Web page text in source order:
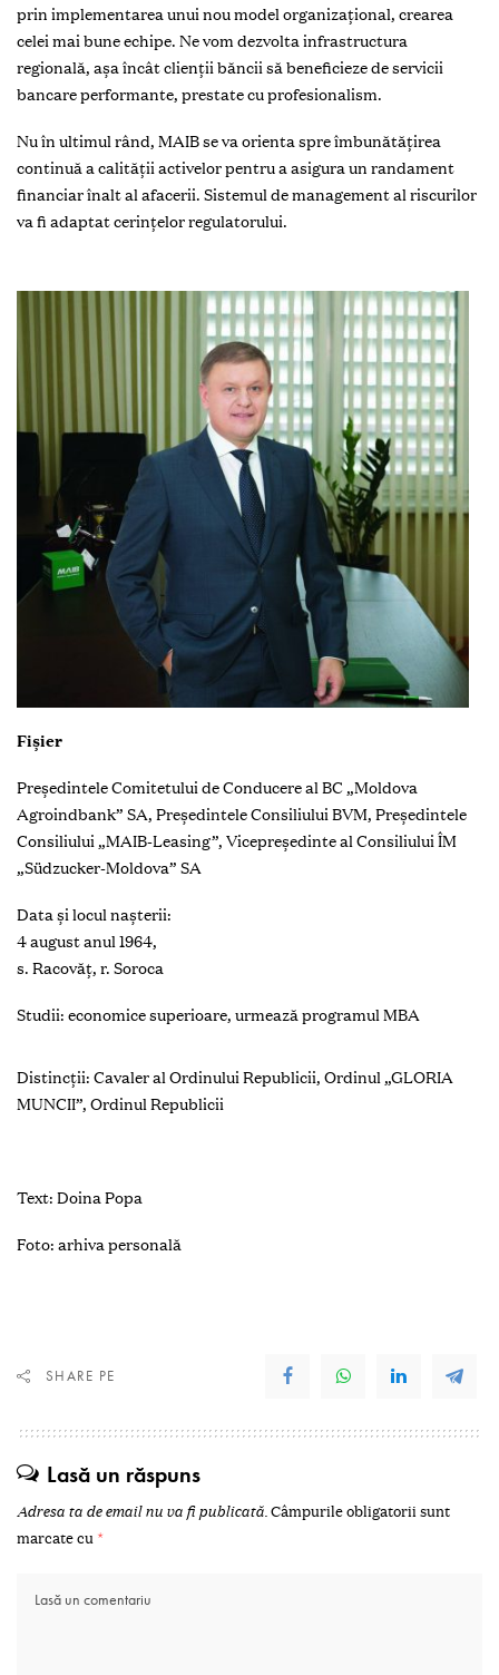
prin implementarea unui nou model organizaţional, crearea
celei mai bune echipe. Ne vom dezvolta infrastructura
regională, aşa încât clienţii băncii să beneficieze de servicii
bancare performante, prestate cu profesionalism.
Nu în ultimul rând, MAIB se va orienta spre îmbunătăţirea
continuă a calităţii activelor pentru a asigura un randament
financiar înalt al afacerii. Sistemul de management al riscurilor
va fi adaptat cerinţelor regulatorului.
Fişier
Preşedintele Comitetului de Conducere al BC „Moldova
Agroindbank” SA, Preşedintele Consiliului BVM, Preşedintele
Consiliului „MAIB-Leasing”, Vicepreşedinte al Consiliului ÎM
„Südzucker-Moldova” SA
Data şi locul naşterii:
4 august anul 1964,
s. Racovăţ, r. Soroca
Studii: economice superioare, urmează programul MBA
Distincții: Cavaler al Ordinului Republicii, Ordinul „GLORIA
MUNCII”, Ordinul Republicii
Text: Doina Popa
Foto: arhiva personală
SHARE PE
Lasă un răspuns
Adresa ta de email nu va fi publicată.Câmpurile obligatorii sunt
marcate cu *